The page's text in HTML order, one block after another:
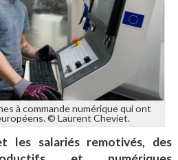
à commande numérique qui ont
© Laurent Cheviet.
les salariés remotivés, des